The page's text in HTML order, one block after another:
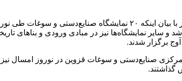
سیدمیثم حصاری معاون صنایع‌دستی و هنرهای‌سنتی قزوین نیز
و سایر نمایشگاه‌ها نیز در مبادی ورودی و بناهای
برگزار شدند.
گذاشتند.